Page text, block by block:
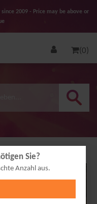
2009 - Price may be above or
(0)
Sie?
Anzahl aus.